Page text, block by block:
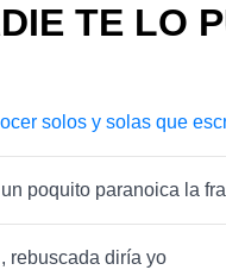
TE LO
solos y solas que
poquito paranoica la
rebuscada diría yo